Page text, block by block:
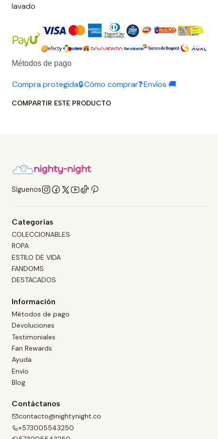
lavado
Métodos de pago
Compra protegida🔒Cómo comprar❓Envíos 🚚
COMPARTIR ESTE PRODUCTO
Síguenos
Categorías
COLECCIONABLES
ROPA
ESTILO DE VIDA
FANDOMS
DESTACADOS
Información
Métodos de pago
Devoluciones
Testimoniales
Fan Rewards
Ayuda
Envío
Blog
Contáctanos
contacto@nightynight.co
+573005543250